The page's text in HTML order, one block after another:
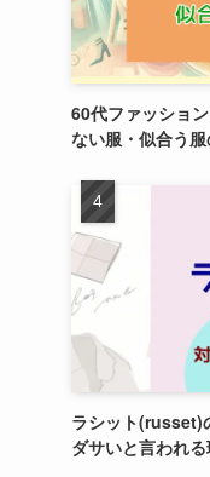
60代ファッショ
ない服・似合う
ラシット(russet)
ダサいと言われ